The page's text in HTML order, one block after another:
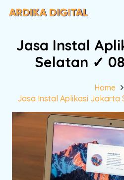
Jasa Instal
Selatan ✓
Home
Jasa Instal Aplikasi Jakarta